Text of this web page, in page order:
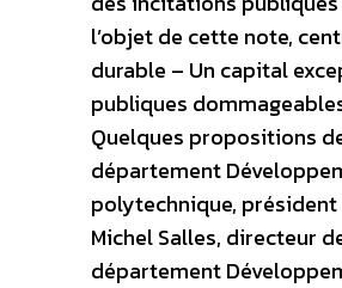
l’objet de cette note,
durable – Un capital
publiques
Quelques propositions
département
polytechnique, président
Michel Salles, directeur
département